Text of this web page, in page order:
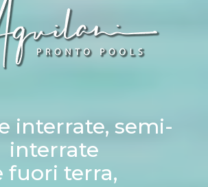
interrate, semi-
interrate
fuori terra,